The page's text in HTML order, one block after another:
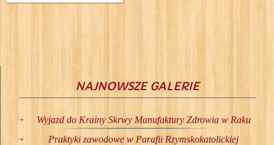
NAJNOWSZE GALERIE
Wyjazd do Krainy Skrwy Manufaktury Zdrowia w Raku
Praktyki zawodowe w Parafii Rzymskokatolickiej